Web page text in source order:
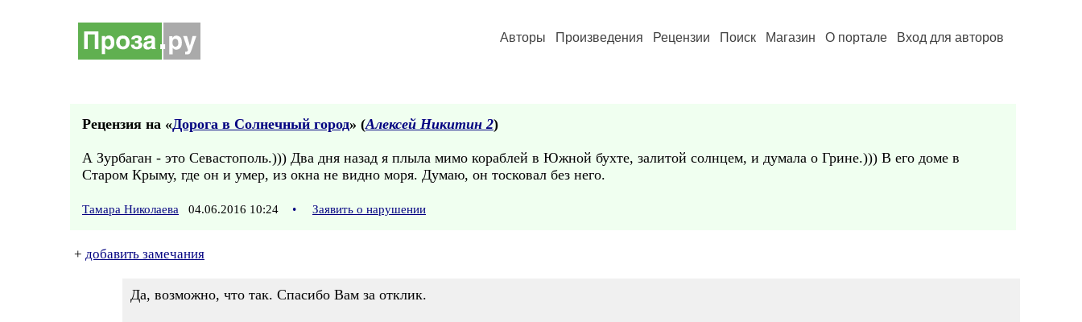
Авторы Произведения Рецензии Поиск Магазин О портале Вход для авторов
Рецензия на «Дорога в Солнечный город» (Алексей Никитин 2)
А Зурбаган - это Севастополь.))) Два дня назад я плыла мимо кораблей в Южной бухте, залитой солнцем, и думала о Грине.))) В его доме в
Старом Крыму, где он и умер, из окна не видно моря. Думаю, он тосковал без него.
Тамара Николаева 04.06.2016 10:24 • Заявить о нарушении
+ добавить замечания
Да, возможно, что так. Спасибо Вам за отклик.